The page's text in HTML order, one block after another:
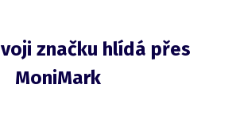
značku hlídá přes
MoniMark